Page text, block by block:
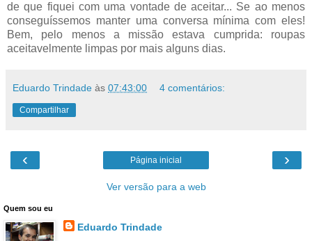
de que fiquei com uma vontade de aceitar... Se ao menos
conseguíssemos manter uma conversa mínima com eles!
Bem, pelo menos a missão estava cumprida: roupas
aceitavelmente limpas por mais alguns dias.
Eduardo Trindade às 07:43:00 4 comentários:
Compartilhar
‹ ›
Página inicial
Ver versão para a web
Quem sou eu
Eduardo Trindade